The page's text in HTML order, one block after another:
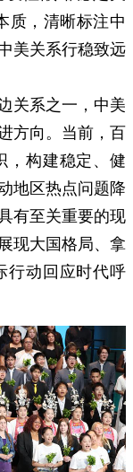
质，清晰标注中
美关系行稳致远
关系之一，中美
方向。当前，百
，构建稳定、健
地区热点问题降
有至关重要的现
现大国格局、拿
行动回应时代呼